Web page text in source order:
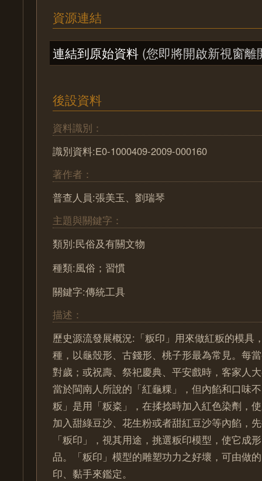
資源連結
連結到原始資料 (您即將開啟新視窗離
後設資料
資料識別：
識別資料:E0-1000409-2009-000160
著作者：
普查人員:張美玉、劉瑞琴
主題與關鍵字：
類別:民俗及有關文物
種類:風俗；習慣
關鍵字:傳統工具
描述：
歷史源流發展概況:「粄印」用來做紅粄的模具
種，以龜殼形、古錢形、桃子形最為常見。每
對歲；或祝壽、祭祀慶典、平安戲時，客家人
當於閩南人所說的「紅龜粿」，但內餡和口味
粄」是用「粄粢」，在揉捻時加入紅色染劑，
加入甜綠豆沙、花生粉或者甜紅豆沙等內餡，
「粄印」，視其用途，挑選粄印模型，使它成
品。「粄印」模型的雕塑功力之好壞，可由做
印、黏手來鑑定。